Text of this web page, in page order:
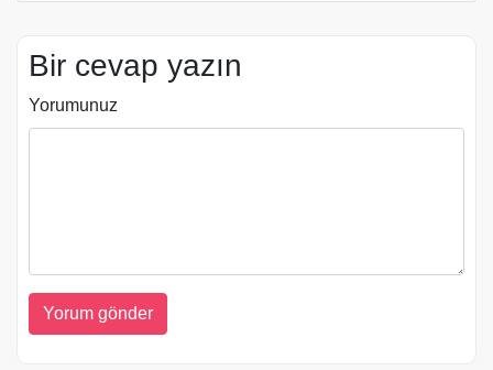
Bir cevap yazın
Yorumunuz